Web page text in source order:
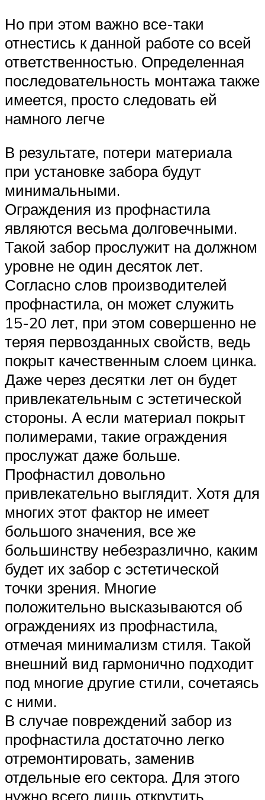
Но при этом важно все-таки
отнестись к данной работе со всей
ответственностью. Определенная
последовательность монтажа также
имеется, просто следовать ей
намного легче
В результате, потери материала
при установке забора будут
минимальными.
Ограждения из профнастила
являются весьма долговечными.
Такой забор прослужит на должном
уровне не один десяток лет.
Согласно слов производителей
профнастила, он может служить
15-20 лет, при этом совершенно не
теряя первозданных свойств, ведь
покрыт качественным слоем цинка.
Даже через десятки лет он будет
привлекательным с эстетической
стороны. А если материал покрыт
полимерами, такие ограждения
прослужат даже больше.
Профнастил довольно
привлекательно выглядит. Хотя для
многих этот фактор не имеет
большого значения, все же
большинству небезразлично, каким
будет их забор с эстетической
точки зрения. Многие
положительно высказываются об
ограждениях из профнастила,
отмечая минимализм стиля. Такой
внешний вид гармонично подходит
под многие другие стили, сочетаясь
с ними.
В случае повреждений забор из
профнастила достаточно легко
отремонтировать, заменив
отдельные его сектора. Для этого
нужно всего лишь открутить